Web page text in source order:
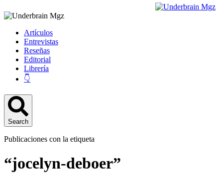
Artículos
Entrevistas
Reseñas
Editorial
Librería
👇
Search
Publicaciones con la etiqueta
“jocelyn-deboer”